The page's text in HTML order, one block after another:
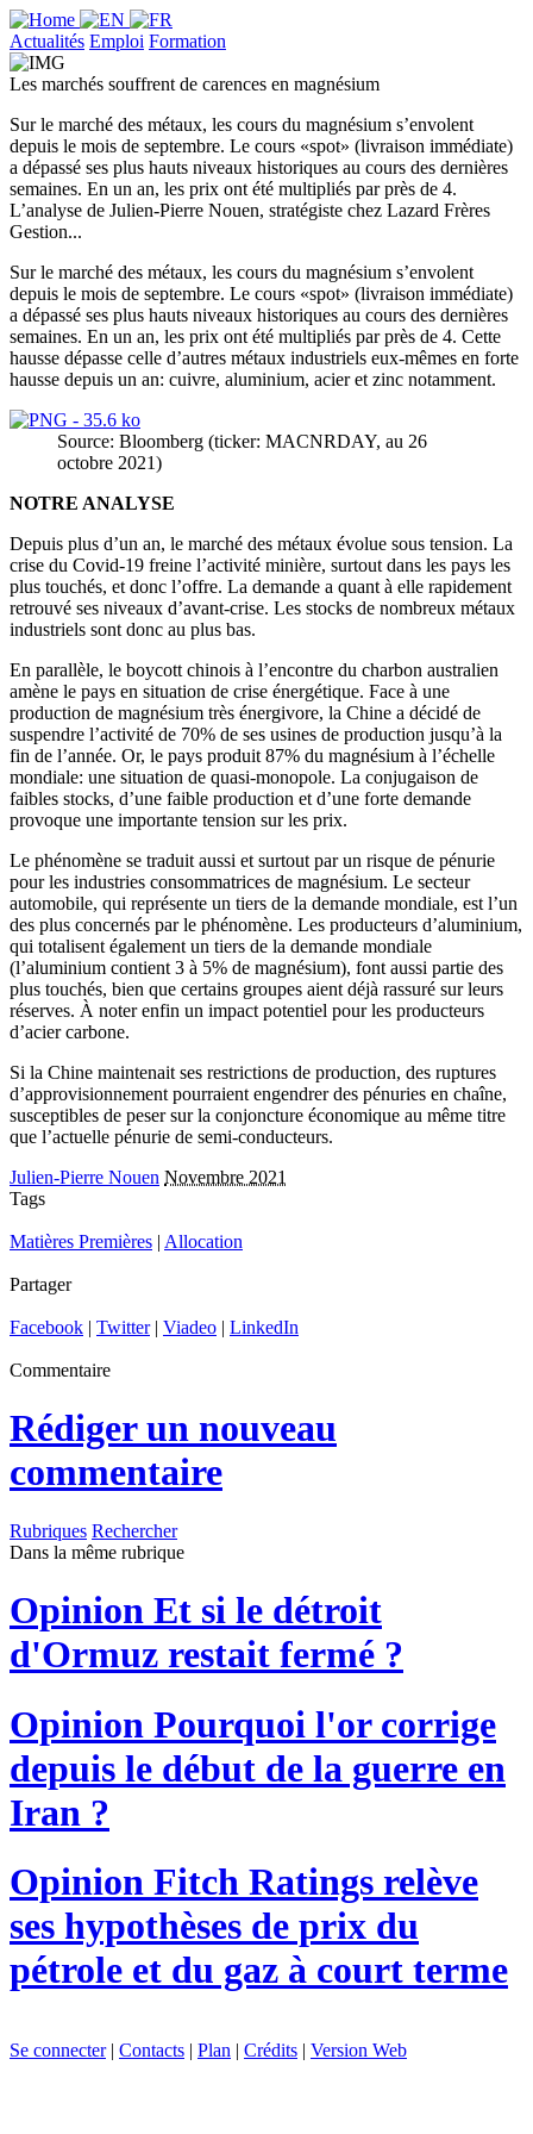
Actualités Emploi Formation
Les marchés souffrent de carences en magnésium
Sur le marché des métaux, les cours du magnésium s’envolent
depuis le mois de septembre. Le cours «spot» (livraison immédiate)
a dépassé ses plus hauts niveaux historiques au cours des dernières
semaines. En un an, les prix ont été multipliés par près de 4.
L’analyse de Julien-Pierre Nouen, stratégiste chez Lazard Frères
Gestion...
Sur le marché des métaux, les cours du magnésium s’envolent
depuis le mois de septembre. Le cours «spot» (livraison immédiate)
a dépassé ses plus hauts niveaux historiques au cours des dernières
semaines. En un an, les prix ont été multipliés par près de 4. Cette
hausse dépasse celle d’autres métaux industriels eux-mêmes en forte
hausse depuis un an: cuivre, aluminium, acier et zinc notamment.
Source: Bloomberg (ticker: MACNRDAY, au 26
octobre 2021)
NOTRE ANALYSE
Depuis plus d’un an, le marché des métaux évolue sous tension. La
crise du Covid-19 freine l’activité minière, surtout dans les pays les
plus touchés, et donc l’offre. La demande a quant à elle rapidement
retrouvé ses niveaux d’avant-crise. Les stocks de nombreux métaux
industriels sont donc au plus bas.
En parallèle, le boycott chinois à l’encontre du charbon australien
amène le pays en situation de crise énergétique. Face à une
production de magnésium très énergivore, la Chine a décidé de
suspendre l’activité de 70% de ses usines de production jusqu’à la
fin de l’année. Or, le pays produit 87% du magnésium à l’échelle
mondiale: une situation de quasi-monopole. La conjugaison de
faibles stocks, d’une faible production et d’une forte demande
provoque une importante tension sur les prix.
Le phénomène se traduit aussi et surtout par un risque de pénurie
pour les industries consommatrices de magnésium. Le secteur
automobile, qui représente un tiers de la demande mondiale, est l’un
des plus concernés par le phénomène. Les producteurs d’aluminium,
qui totalisent également un tiers de la demande mondiale
(l’aluminium contient 3 à 5% de magnésium), font aussi partie des
plus touchés, bien que certains groupes aient déjà rassuré sur leurs
réserves. À noter enfin un impact potentiel pour les producteurs
d’acier carbone.
Si la Chine maintenait ses restrictions de production, des ruptures
d’approvisionnement pourraient engendrer des pénuries en chaîne,
susceptibles de peser sur la conjoncture économique au même titre
que l’actuelle pénurie de semi-conducteurs.
Julien-Pierre Nouen Novembre 2021
Tags
Matières Premières | Allocation
Partager
Facebook | Twitter| Viadeo | LinkedIn
Commentaire
Rédiger un nouveau
commentaire
Rubriques Rechercher
Dans la même rubrique
Opinion Et si le détroit
d'Ormuz restait fermé ?
Opinion Pourquoi l'or corrige
depuis le début de la guerre en
Iran ?
Opinion Fitch Ratings relève
ses hypothèses de prix du
pétrole et du gaz à court terme
Se connecter| Contacts | Plan | Crédits | Version Web